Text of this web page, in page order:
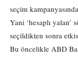
seçim
Yani ‘hesaplı
seçildikten sonra
Bu öncelikle ABD